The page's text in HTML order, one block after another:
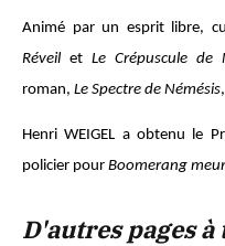
Animé par un esprit libre,
Réveil et Le Crépuscule de
roman, Le Spectre de Némésis
Henri WEIGEL a obtenu le
policier pour Boomerang
D'autres pages